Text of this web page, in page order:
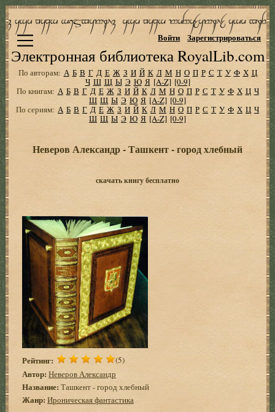
Электронная библиотека RoyalLib.com
Войти Зарегистрироваться
По авторам: А Б В Г Д Е Ж З И Й К Л М Н О П Р С Т У Ф Х Ц
Ч Ш Щ Ы Э Ю Я [A-Z] [0-9]
По книгам: А Б В Г Д Е Ж З И Й К Л М Н О П Р С Т У Ф Х Ц Ч
Ш Щ Ы Э Ю Я [A-Z] [0-9]
По сериям: А Б В Г Д Е Ж З И Й К Л М Н О П Р С Т У Ф Х Ц Ч
Ш Щ Ы Э Ю Я [A-Z] [0-9]
Неверов Александр - Ташкент - город хлебный
скачать книгу бесплатно
Рейтинг: (5)
Автор: Неверов Александр
Название: Ташкент - город хлебный
Жанр: Ироническая фантастика